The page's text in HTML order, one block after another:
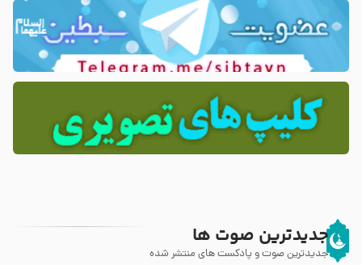
جدیدترین صوت ها
جدیدترین صوت و پادکست های منتشر شده